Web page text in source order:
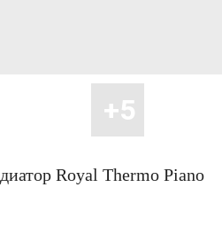
Royal Thermo Piano